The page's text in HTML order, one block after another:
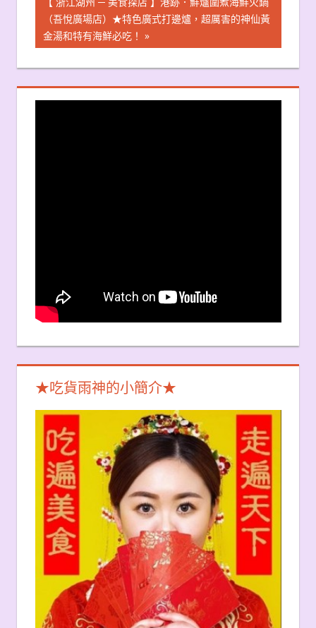
覽Post:
（吾悅廣場店）★特色廣式打邊爐，超厲害的神仙黃
金湯和特有海鮮必吃！
★吃貨雨神的小簡介★